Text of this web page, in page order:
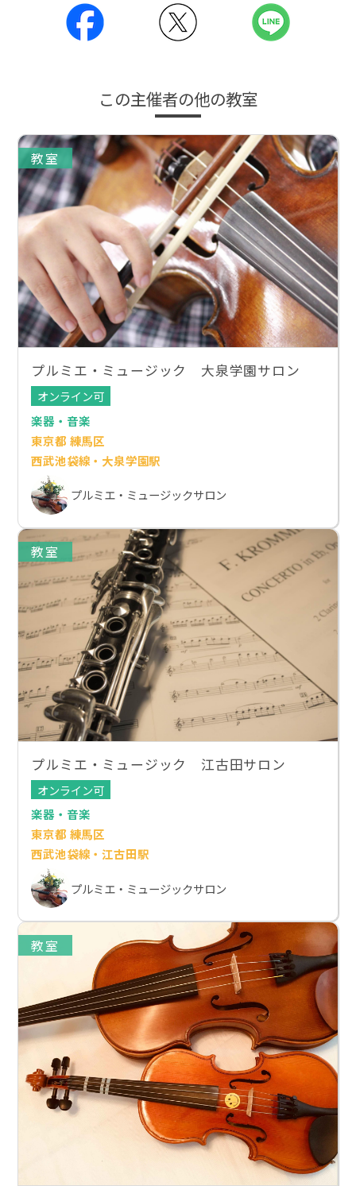
この主催者の他の教室
教室
プルミエ・ミュージック 大泉学園サロン
オンライン可
楽器・音楽
東京都 練馬区
西武池袋線・大泉学園駅
プルミエ・ミュージックサロン
教室
プルミエ・ミュージック 江古田サロン
オンライン可
楽器・音楽
東京都 練馬区
西武池袋線・江古田駅
プルミエ・ミュージックサロン
教室